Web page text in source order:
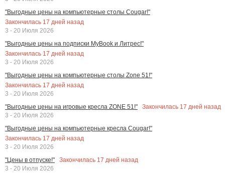
"Выгодные цены на компьютерные столы Cougar!"
Закончилась 17 дней назад
3 - 20 Июля 2026
"Выгодные цены на подписки MyBook и Литрес!"
Закончилась 17 дней назад
3 - 20 Июля 2026
"Выгодные цены на компьютерные столы Zone 51!"
Закончилась 17 дней назад
3 - 20 Июля 2026
"Выгодные цены на игровые кресла ZONE 51!"
Закончилась 17 дней назад
3 - 20 Июля 2026
"Выгодные цены на компьютерные кресла Cougar!"
Закончилась 17 дней назад
3 - 20 Июля 2026
"Цены в отпуске!"
Закончилась 17 дней назад
3 - 20 Июля 2026